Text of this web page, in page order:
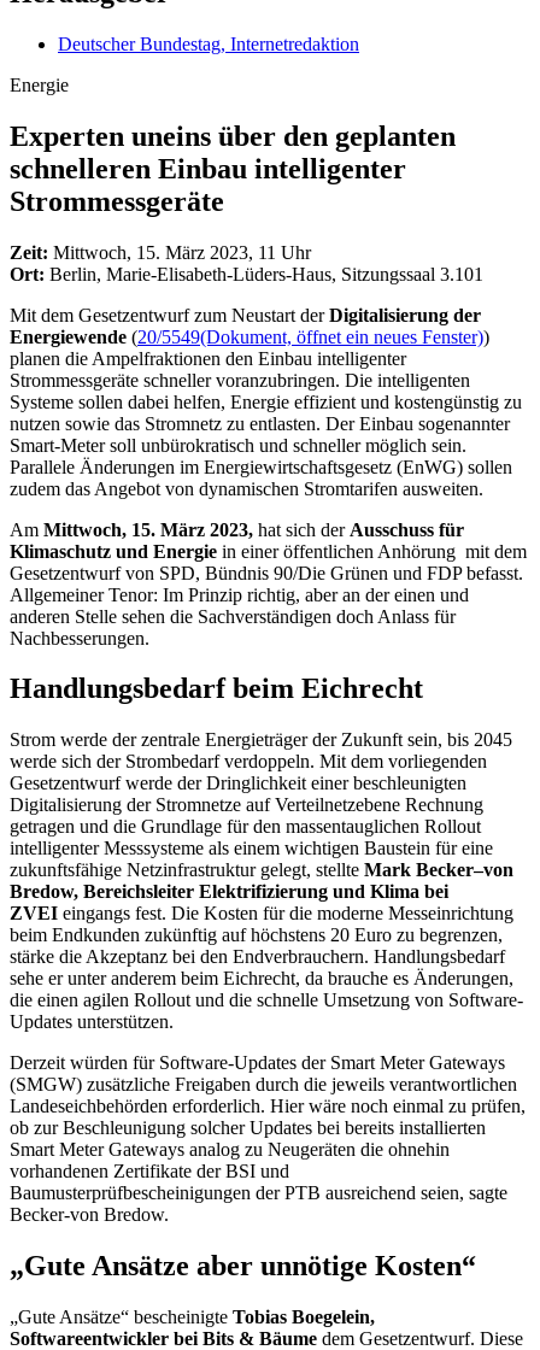
Deutscher Bundestag, Internetredaktion
Energie
Experten uneins über den geplanten
schnelleren Einbau intelligenter
Strommessgeräte
Zeit: Mittwoch, 15. März 2023, 11 Uhr
Ort: Berlin, Marie-Elisabeth-Lüders-Haus, Sitzungssaal 3.101
Mit dem Gesetzentwurf zum Neustart derDigitalisierung der
Energiewende (20/5549(Dokument, öffnet ein neues Fenster))
planen die Ampelfraktionen den Einbau intelligenter
Strommessgeräte schneller voranzubringen. Die intelligenten
Systeme sollen dabei helfen, Energie effizient und kostengünstig zu
nutzen sowie das Stromnetz zu entlasten. Der Einbau sogenannter
Smart-Meter soll unbürokratisch und schneller möglich sein.
Parallele Änderungen im Energiewirtschaftsgesetz (EnWG) sollen
zudem das Angebot von dynamischen Stromtarifen ausweiten.
Am Mittwoch, 15. März 2023, hat sich der Ausschuss für
Klimaschutz und Energie in einer öffentlichen Anhörung mit dem
Gesetzentwurf von SPD, Bündnis 90/Die Grünen und FDP befasst.
Allgemeiner Tenor: Im Prinzip richtig, aber an der einen und
anderen Stelle sehen die Sachverständigen doch Anlass für
Nachbesserungen.
Handlungsbedarf beim Eichrecht
Strom werde der zentrale Energieträger der Zukunft sein, bis 2045
werde sich der Strombedarf verdoppeln. Mit dem vorliegenden
Gesetzentwurf werde der Dringlichkeit einer beschleunigten
Digitalisierung der Stromnetze auf Verteilnetzebene Rechnung
getragen und die Grundlage für den massentauglichen Rollout
intelligenter Messsysteme als einem wichtigen Baustein für eine
zukunftsfähige Netzinfrastruktur gelegt, stellte Mark Becker–von
Bredow, Bereichsleiter Elektrifizierung und Klima bei
ZVEI eingangs fest. Die Kosten für die moderne Messeinrichtung
beim Endkunden zukünftig auf höchstens 20 Euro zu begrenzen,
stärke die Akzeptanz bei den Endverbrauchern. Handlungsbedarf
sehe er unter anderem beim Eichrecht, da brauche es Änderungen,
die einen agilen Rollout und die schnelle Umsetzung von Software-
Updates unterstützen.
Derzeit würden für Software-Updates der Smart Meter Gateways
(SMGW) zusätzliche Freigaben durch die jeweils verantwortlichen
Landeseichbehörden erforderlich. Hier wäre noch einmal zu prüfen,
ob zur Beschleunigung solcherUpdates bei bereits installierten
Smart Meter Gateways analog zu Neugeräten die ohnehin
vorhandenen Zertifikate der BSI und
Baumusterprüfbescheinigungen der PTB ausreichend seien, sagte
Becker-von Bredow.
„Gute Ansätze aber unnötige Kosten“
„Gute Ansätze“ bescheinigte Tobias Boegelein,
Softwareentwickler bei Bits & Bäume dem Gesetzentwurf. Diese